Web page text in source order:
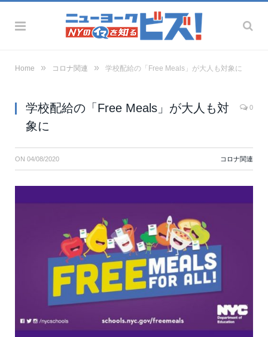
Home » コロナ関連 » 学校配給の「Free Meals」が大人も対象に
学校配給の「Free Meals」が大人も対
象に
0
ON 04/08/2020 コロナ関連